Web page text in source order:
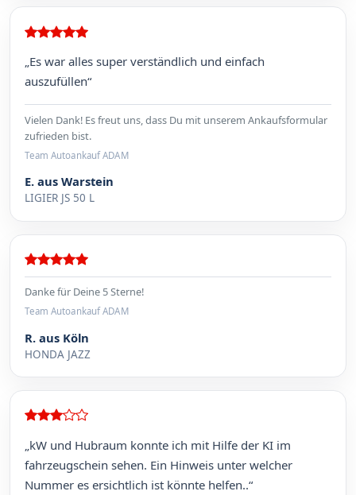
„Es war alles super verständlich und einfach
auszufüllen“
Vielen Dank! Es freut uns, dass Du mit unserem Ankaufsformular
zufrieden bist.
Team Autoankauf ADAM
E. aus Warstein
LIGIER JS 50 L
Danke für Deine 5 Sterne!
Team Autoankauf ADAM
R. aus Köln
HONDA JAZZ
„kW und Hubraum konnte ich mit Hilfe der KI im
fahrzeugschein sehen. Ein Hinweis unter welcher
Nummer es ersichtlich ist könnte helfen..“